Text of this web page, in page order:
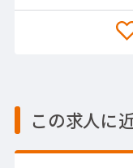
この求人に